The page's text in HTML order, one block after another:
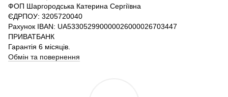
ФОП Шаргородська Катерина Сергіївна
ЄДРПОУ: 3205720040
Рахунок IBAN: UA533052990000026000026703447
ПРИВАТБАНК
Гарантія 6 місяців.
Обмін та повернення